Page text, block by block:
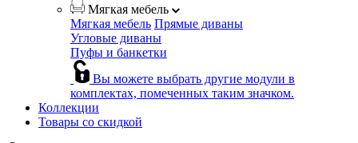
Мягкая мебель
Мягкая мебель Прямые диваны
Угловые диваны
Пуфы и банкетки
Вы можете выбрать другие модули в
комплектах, помеченных таким значком.
Коллекции
Товары со скидкой